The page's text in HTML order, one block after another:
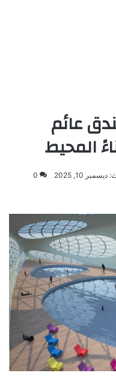
عائم
المحيط
10, 2025
0